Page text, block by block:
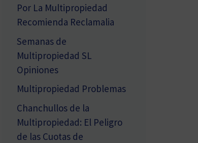
Por La Multipropiedad
Recomienda Reclamalia
Semanas de
Multipropiedad SL
Opiniones
Multipropiedad Problemas
Chanchullos de la
Multipropiedad: El Peligro
de las Cuotas de